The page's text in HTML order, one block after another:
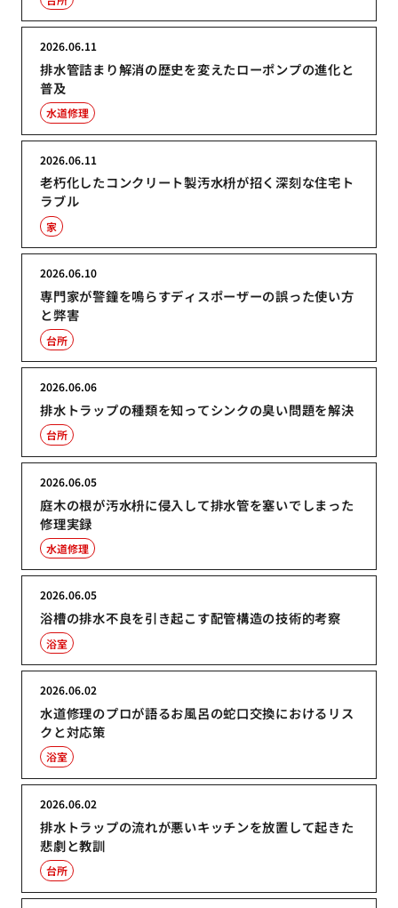
排水管詰まり解消の歴史を変えたローポンプの進化と
普及
2026.06.11
水道修理
老朽化したコンクリート製汚水枡が招く深刻な住宅ト
ラブル
2026.06.11
家
専門家が警鐘を鳴らすディスポーザーの誤った使い方
と弊害
2026.06.10
台所
排水トラップの種類を知ってシンクの臭い問題を解決
2026.06.06
台所
庭木の根が汚水枡に侵入して排水管を塞いでしまった
修理実録
2026.06.05
水道修理
浴槽の排水不良を引き起こす配管構造の技術的考察
2026.06.05
浴室
水道修理のプロが語るお風呂の蛇口交換におけるリス
クと対応策
2026.06.02
浴室
排水トラップの流れが悪いキッチンを放置して起きた
悲劇と教訓
2026.06.02
台所